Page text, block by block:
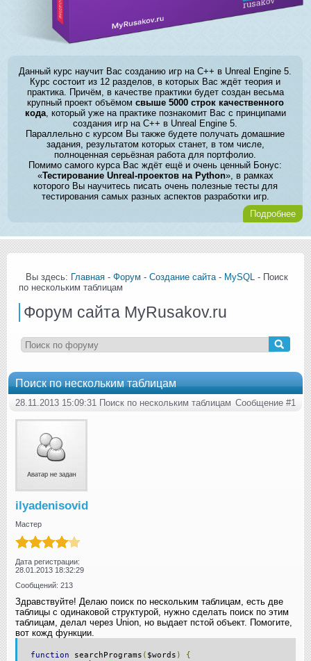
Данный курс научит Вас созданию игр на C++ в Unreal Engine 5.
Курс состоит из 12 разделов, в которых Вас ждёт теория и
практика. Причём, в качестве практики будет создан весьма
крупный проект объёмом свыше 5000 строк качественного
кода, который уже на практике познакомит Вас с принципами
создания игр на C++ в Unreal Engine 5.
Параллельно с курсом Вы также будете получать домашние
задания, результатом которых станет, в том числе,
полноценная серьёзная работа для портфолио.
Помимо самого курса Вас ждёт ещё и очень ценный Бонус:
«Тестирование Unreal-проектов на Python», в рамках
которого Вы научитесь писать очень полезные тесты для
тестирования самых разных аспектов разработки игр.
Подробнее
Вы здесь: Главная - Форум - Создание сайта - MySQL - Поиск
по нескольким таблицам
Форум сайта MyRusakov.ru
Поиск по нескольким таблицам
28.11.2013 15:09:31 Поиск по нескольким таблицам Сообщение #1
ilyadenisovid
Мастер
Дата регистрации:
28.01.2013 18:32:29
Сообщений: 213
Здравствуйте! Делаю поиск по нескольким таблицам, есть две
таблицы с одинаковой структурой, нужно сделать поиск по этим
таблицам, делал через Union, но выдает пстой объект. Помогите,
вот кожд функции.
function searchPrograms ( $words )
{